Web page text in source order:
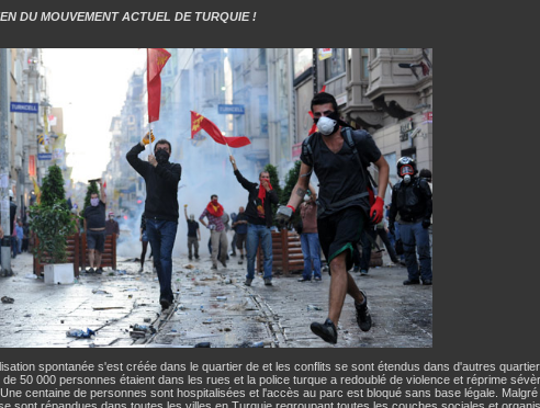
DU MOUVEMENT ACTUEL DE TURQUIE !
spontanée s'est créée dans le quartier de et les conflits se sont étendus dans d'autres
de 50 000 personnes étaient dans les rues et la police turque a redoublé de violence et réprime
centaine de personnes sont hospitalisées et l'accès au parc est bloqué sans base légale. Malgré